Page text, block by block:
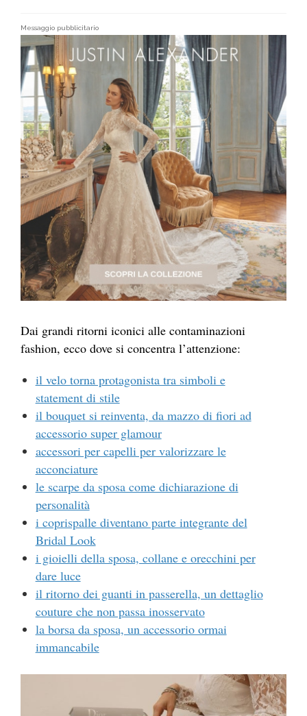
Messaggio pubblicitario
Dai grandi ritorni iconici alle contaminazioni
fashion, ecco dove si concentra l’attenzione:
il velo torna protagonista tra simboli e
statement di stile
il bouquet si reinventa, da mazzo di fiori ad
accessorio super glamour
accessori per capelli per valorizzare le
acconciature
le scarpe da sposa come dichiarazione di
personalità
i coprispalle diventano parte integrante del
Bridal Look
i gioielli della sposa, collane e orecchini per
dare luce
il ritorno dei guanti in passerella, un dettaglio
couture che non passa inosservato
la borsa da sposa, un accessorio ormai
immancabile